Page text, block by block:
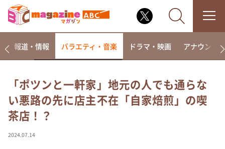
なるみ・岡村の過ぎるTV
相席食堂
これ余談なんですけど・・・
報道・情報 バラエティ・音楽 ドラマ・映画 アナウンサー
「ポツンと一軒家」地元の人でも通らな
い悪路の先に店主不在「自家焙煎」の喫
茶店！？
2024.07.14